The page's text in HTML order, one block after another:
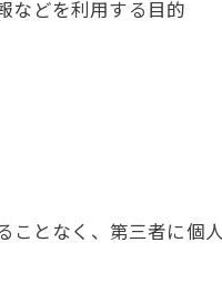
などを利用する目的
となく、第三者に